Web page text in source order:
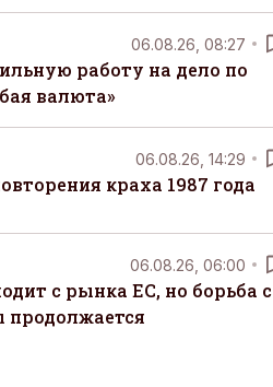
06.08.26, 08:27
работу на дело по
валюта»
06.08.26, 14:29
краха 1987 года
06.08.26, 06:00
с рынка ЕС, но борьба с
продолжается